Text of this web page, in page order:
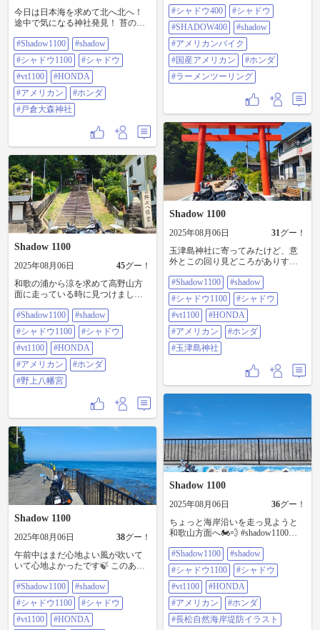
今日は日本海を求めて北へ北へ！
途中で気になる神社発見！ 苔の絨
#shadow1100 #shadow #シャドウ
1100 #シャドウ #VT1100 #HONDA
#アメリカン #ホンダ #戸倉大森神
社
#Shadow1100
#shadow
#シャドウ1100
#シャドウ
#vt1100
#HONDA
#アメリカン
#ホンダ
#戸倉大森神社
#ラーメンツーリング
#シャドウ400
#シャドウ
#SHADOW400
#shadow
#アメリカンバイク
#国産アメリカン
#ホンダ
#ラーメンツーリング
Shadow 1100
2025年08月06日 45グー！
和歌の浦から涼を求めて高野山方
面に走っている時に見つけまし
た。 #shadow1100 #shadow #シャド
ウ1100 #シャドウ #VT1100
#HONDA #アメリカン #ホンダ #野
上八幡宮
#Shadow1100
#shadow
#シャドウ1100
#シャドウ
#vt1100
#HONDA
#アメリカン
#ホンダ
#野上八幡宮
Shadow 1100
2025年08月06日 31グー！
玉津島神社に寄ってみたけど、意
外とこの回り見どころがありすぎ
社に行ったり1時間くらいウロウロ
してたら汗ダラダラ💦で倒れそう
になってしまった💦 帰りは涼しく
高野山の方から帰って来ました💦
#shadow1100 #shadow #シャドウ
1100 #シャドウ #VT1100 #HONDA
#アメリカン #ホンダ #玉津島神社
#Shadow1100
#shadow
#シャドウ1100
#シャドウ
#vt1100
#HONDA
#アメリカン
#ホンダ
#玉津島神社
Shadow 1100
2025年08月06日 38グー！
午前中はまだ心地よい風が吹いて
いて心地よかったです🍃 このあ
すが…笑 #shadow1100 #shadow #シ
ャドウ1100 #シャドウ #VT1100
#HONDA #アメリカン #ホンダ #長
松海岸
#Shadow1100
#shadow
#シャドウ1100
#シャドウ
#vt1100
#HONDA
Shadow 1100
2025年08月06日 36グー！
ちょっと海岸沿いを走っ見ようと
和歌山方面へ🏍️💨 #shadow1100
#VT1100 #HONDA #アメリカン #ホ
ンダ #長松自然海岸堤防イラスト
#Shadow1100
#shadow
#シャドウ1100
#シャドウ
#vt1100
#HONDA
#アメリカン
#ホンダ
#長松自然海岸堤防イラスト